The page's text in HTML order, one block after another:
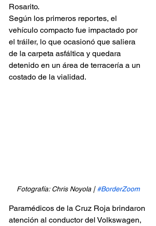
Rosarito.
Según los primeros reportes, el
vehículo compacto fue impactado por
el tráiler, lo que ocasionó que saliera
de la carpeta asfáltica y quedara
detenido en un área de terracería a un
costado de la vialidad.
Fotografía: Chris Noyola | #BorderZoom
Paramédicos de la Cruz Roja brindaron
atención al conductor del Volkswagen,